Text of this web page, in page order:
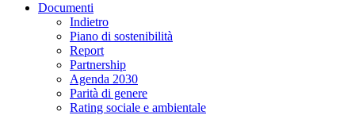
Documenti
Indietro
Piano di sostenibilità
Report
Partnership
Agenda 2030
Parità di genere
Rating sociale e ambientale